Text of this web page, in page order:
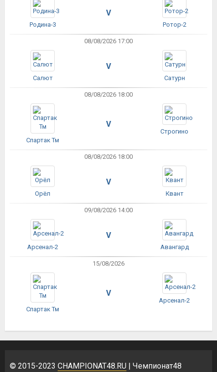
Родина-3
V
Ротор-2
08/08/2026 17:00
Салют
V
Сатурн
08/08/2026 18:00
Спартак Тм
V
Строгино
08/08/2026 18:00
Орёл
V
Квант
09/08/2026 14:00
Арсенал-2
V
Авангард
15/08/2026
Спартак Тм
V
Арсенал-2
© 2015-2023 CHAMPIONAT48.RU | Чемпионат48